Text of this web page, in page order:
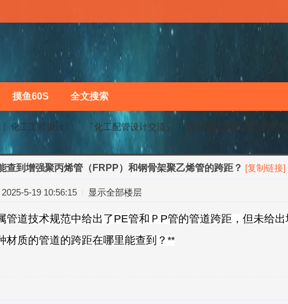
摸鱼60S 全文搜索
〖化工工程设计〗 『化工配管设计交流』
请问哪里能查到增强聚丙
查到增强聚丙烯管（FRPP）和钢骨架聚乙烯管的跨距？ [复制链接]
5-19 10:56:15 显示全部楼层
管道技术规范中给出了PE管和ＰP管的管道跨距，但未给
材质的管道的跨距在哪里能查到？ **